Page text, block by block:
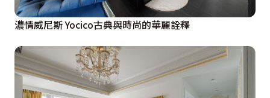
濃情威尼斯 Yocico古典與時尚的華麗詮釋